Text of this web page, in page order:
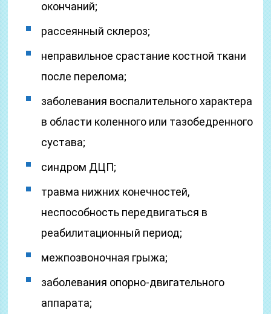
окончаний;
рассеянный склероз;
неправильное срастание костной ткани
после перелома;
заболевания воспалительного характера
в области коленного или тазобедренного
сустава;
синдром ДЦП;
травма нижних конечностей,
неспособность передвигаться в
реабилитационный период;
межпозвоночная грыжа;
заболевания опорно-двигательного
аппарата;